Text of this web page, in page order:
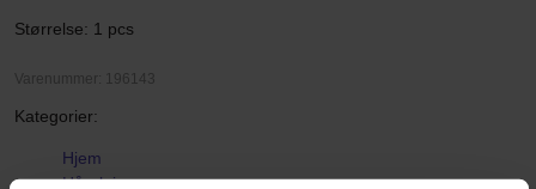
Størrelse: 1 pcs
Varenummer: 196143
Kategorier:
Hjem
Hårpleje